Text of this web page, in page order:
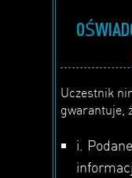
Uczestnik
gwarantuje,
i.